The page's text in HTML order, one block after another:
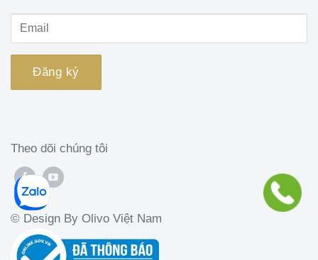
© Design By Olivo Việt Nam
Theo dõi chúng tôi